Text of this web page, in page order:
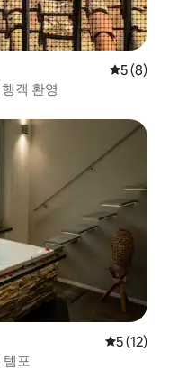
평점 5점
5 (8)
객 환영
평점 5점
5 (12)
포